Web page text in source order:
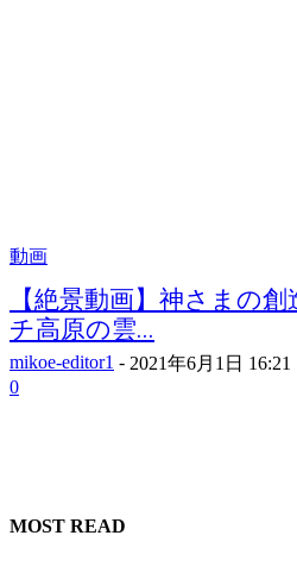
動画
【絶景動画】神さまの
チ高原の雲...
mikoe-editor1 - 2021年6月1日 16:21
0
MOST READ